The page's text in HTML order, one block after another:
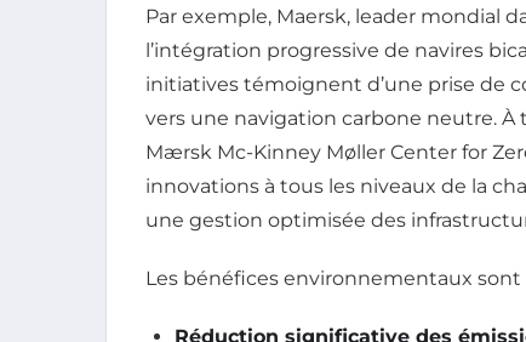
Par exemple, Maersk, leader mondial
l’intégration progressive de navires
initiatives témoignent d’une prise de
vers une navigation carbone neutre.
Mærsk Mc-Kinney Møller Center for
innovations à tous les niveaux de la
une gestion optimisée des
Les bénéfices environnementaux
Réduction significative des